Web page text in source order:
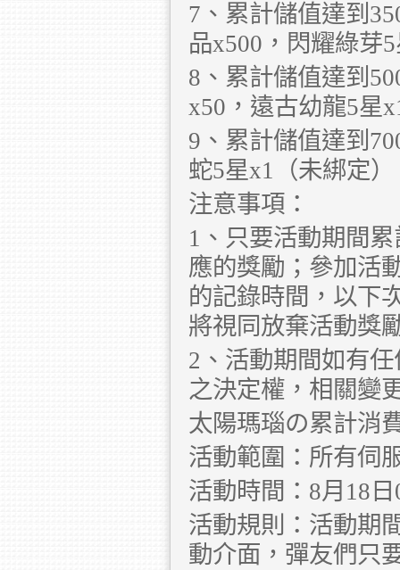
7、累計儲值達到
品x500，閃耀綠芽
8、累計儲值達到
x50，遠古幼龍5星
9、累計儲值達到
蛇5星x1（未綁定）
注意事項：
1、只要活動期間
應的獎勵；參加活
的記錄時間，以下
將視同放棄活動獎
2、活動期間如有
之決定權，相關變
太陽瑪瑙の累計消
活動範圍：所有伺
活動時間：8月18
活動規則：活動期
動介面，彈友們只